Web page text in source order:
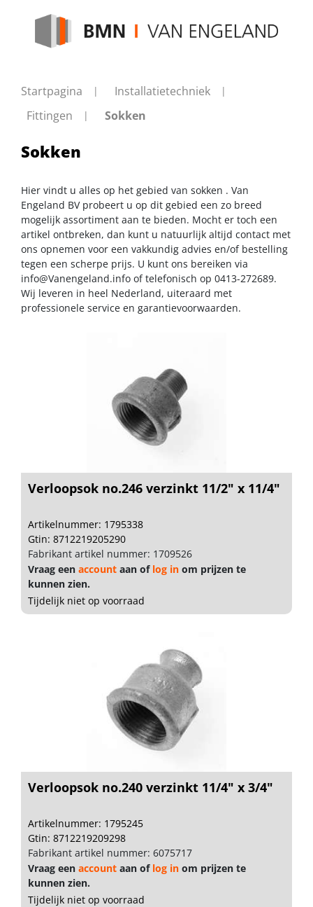
Startpagina
Installatietechniek
Fittingen
Sokken
Sokken
Hier vindt u alles op het gebied van sokken . Van
Engeland BV probeert u op dit gebied een zo breed
mogelijk assortiment aan te bieden. Mocht er toch een
artikel ontbreken, dan kunt u natuurlijk altijd contact met
ons opnemen voor een vakkundig advies en/of bestelling
tegen een scherpe prijs. U kunt ons bereiken via
info@Vanengeland.info of telefonisch op 0413-272689.
Wij leveren in heel Nederland, uiteraard met
professionele service en garantievoorwaarden.
Verloopsok no.246 verzinkt 11/2" x 11/4"
Artikelnummer: 1795338
Gtin: 8712219205290
Fabrikant artikel nummer: 1709526
Vraag een account aan of log in om prijzen te
kunnen zien.
Tijdelijk niet op voorraad
Verloopsok no.240 verzinkt 11/4" x 3/4"
Artikelnummer: 1795245
Gtin: 8712219209298
Fabrikant artikel nummer: 6075717
Vraag een account aan of log in om prijzen te
kunnen zien.
Tijdelijk niet op voorraad